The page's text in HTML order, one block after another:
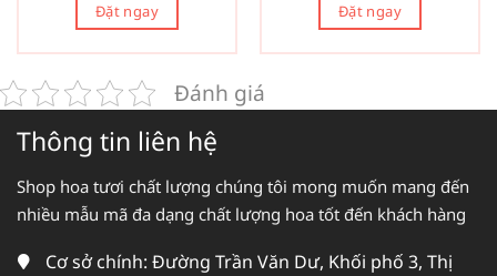
Đặt ngay Đặt ngay
Đánh giá
Thông tin liên hệ
Shop hoa tươi chất lượng chúng tôi mong muốn mang đến
nhiều mẫu mã đa dạng chất lượng hoa tốt đến khách hàng
Cơ sở chính: Đường Trần Văn Dư, Khối phố 3, Thị